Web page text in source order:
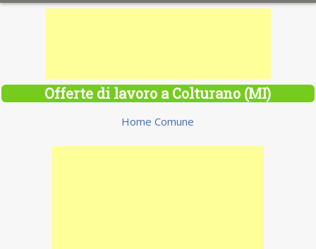
Offerte di lavoro a Colturano (MI)
Home Comune